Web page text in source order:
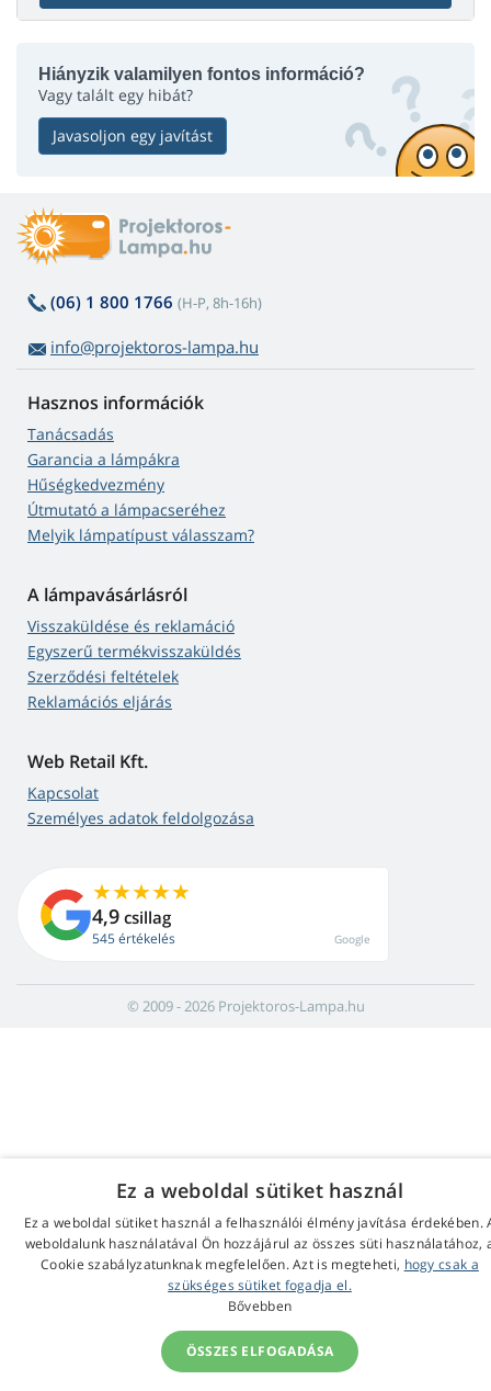
Hiányzik valamilyen fontos információ?
Vagy talált egy hibát?
Javasoljon egy javítást
(06) 1 800 1766 (H-P, 8h-16h)
info@projektoros-lampa.hu
Hasznos információk
Tanácsadás
Garancia a lámpákra
Hűségkedvezmény
Útmutató a lámpacseréhez
Melyik lámpatípust válasszam?
A lámpavásárlásról
Visszaküldése és reklamáció
Egyszerű termékvisszaküldés
Szerződési feltételek
Reklamációs eljárás
Web Retail Kft.
Kapcsolat
Személyes adatok feldolgozása
4,9 csillag
545 értékelés Google
© 2009 - 2026 Projektoros-Lampa.hu
Ez a weboldal sütiket használ
Ez a weboldal sütiket használ a felhasználói élmény javítása érdekében.
weboldalunk használatával Ön hozzájárul az összes süti használatához,
Cookie szabályzatunknak megfelelően. Azt is megteheti, hogy csak a
szükséges sütiket fogadja el.
Bővebben
ÖSSZES ELFOGADÁSA